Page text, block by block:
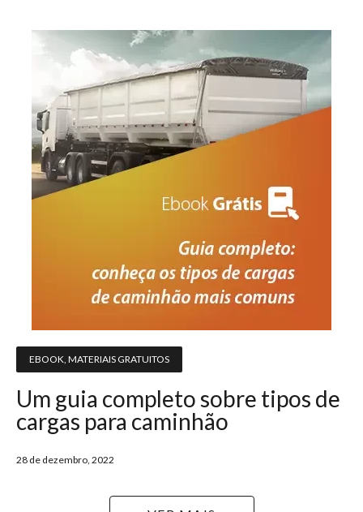
EBOOK MATERIAIS GRATUITOS
Um guia completo sobre tipos de
cargas para caminhão
28 de dezembro, 2022